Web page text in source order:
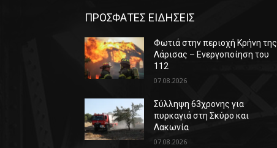
ΠΡΟΣΦΑΤΕΣ ΕΙΔΗΣΕΙΣ
Φωτιά στην περιοχή Κρήνη της
Λάρισας – Ενεργοποίηση του
112
07.08.2026
Σύλληψη 63χρονης για
πυρκαγιά στη Σκύρο και
Λακωνία
07.08.2026